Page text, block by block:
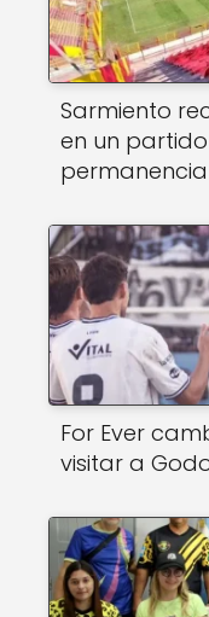
Sarmiento
en un
permanencia
For Ever
visitar a